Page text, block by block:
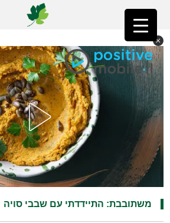
ראשי»פוסט נבחר משתובבת: התיידדתי עם שבבי סויה
משתובבת: התיידדתי עם שבבי סויה